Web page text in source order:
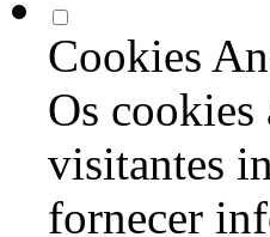
Cookies
Os cookies
visitantes
fornecer